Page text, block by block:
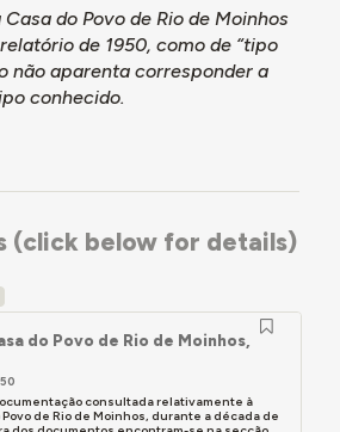
no salão da Casa do Povo. Esta
os eventos se estendiam até
Estas dinâmicas mudaram, mas o
um ponto de encontro
onde se realizam
espaço de museu e um terraço,
com o rancho local. Esta
para uma nova localização.
consultar a secção Momentos-
dos testemunhos
do Povo de Rio de Moinhos
de 1950, como de “tipo
não aparenta corresponder a
conhecido.
(click below for details)
do Povo de Rio de Moinhos,
consultada relativamente à
de Rio de Moinhos, durante a década de